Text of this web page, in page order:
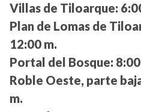
Villas de Tiloarque:
Plan de Lomas de
12:00 m.
Portal del Bosque:
Roble Oeste, parte
m.